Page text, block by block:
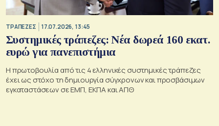
ΤΡΑΠΕΖΕΣ 17.07.2026, 13:45
Συστημικές τράπεζες: Νέα δωρεά 160 εκατ.
ευρώ για πανεπιστήμια
Η πρωτοβουλία από τις 4 ελληνικές συστημικές τράπεζες
έχει ως στόχο τη δημιουργία σύγχρονων και προσβάσιμων
εγκαταστάσεων σε ΕΜΠ, ΕΚΠΑ και ΑΠΘ